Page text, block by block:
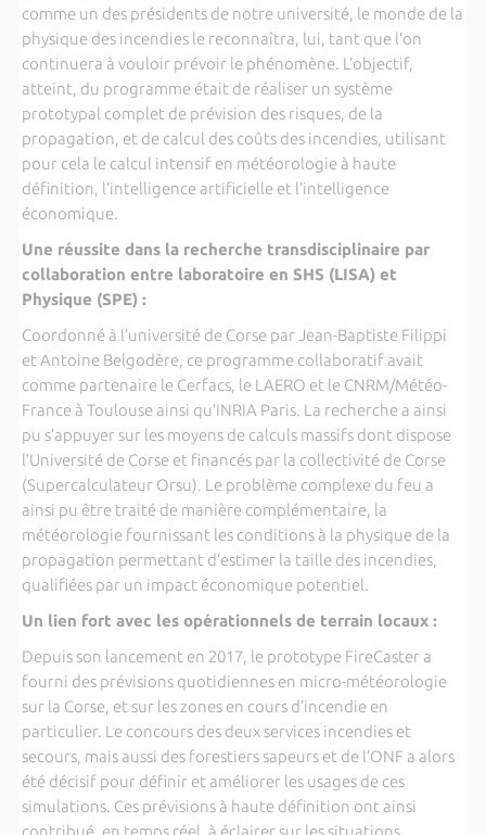
comme un des présidents de notre université, le monde de la
physique des incendies le reconnaîtra, lui, tant que l’on
continuera à vouloir prévoir le phénomène. L’objectif,
atteint, du programme était de réaliser un système
prototypal complet de prévision des risques, de la
propagation, et de calcul des coûts des incendies, utilisant
pour cela le calcul intensif en météorologie à haute
définition, l’intelligence artificielle et l’intelligence
économique.
Une réussite dans la recherche transdisciplinaire par
collaboration entre laboratoire en SHS (LISA) et
Physique (SPE) :
Coordonné à l’université de Corse par Jean-Baptiste Filippi
et Antoine Belgodère, ce programme collaboratif avait
comme partenaire le Cerfacs, le LAERO et le CNRM/Météo-
France à Toulouse ainsi qu’INRIA Paris. La recherche a ainsi
pu s’appuyer sur les moyens de calculs massifs dont dispose
l’Université de Corse et financés par la collectivité de Corse
(Supercalculateur Orsu). Le problème complexe du feu a
ainsi pu être traité de manière complémentaire, la
météorologie fournissant les conditions à la physique de la
propagation permettant d’estimer la taille des incendies,
qualifiées par un impact économique potentiel.
Un lien fort avec les opérationnels de terrain locaux :
Depuis son lancement en 2017, le prototype FireCaster a
fourni des prévisions quotidiennes en micro-météorologie
sur la Corse, et sur les zones en cours d’incendie en
particulier. Le concours des deux services incendies et
secours, mais aussi des forestiers sapeurs et de l’ONF a alors
été décisif pour définir et améliorer les usages de ces
simulations. Ces prévisions à haute définition ont ainsi
contribué, en temps réel, à éclairer sur les situations